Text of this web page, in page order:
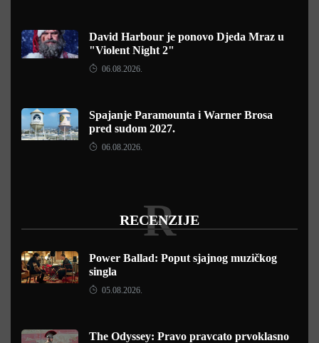
David Harbour je ponovo Djeda Mraz u
"Violent Night 2"
06.08.2026.
Spajanje Paramounta i Warner Brosa
pred sudom 2027.
06.08.2026.
RECENZIJE
R
Power Ballad: Poput sjajnog muzičkog
singla
05.08.2026.
The Odyssey: Pravo pravcato prvoklasno